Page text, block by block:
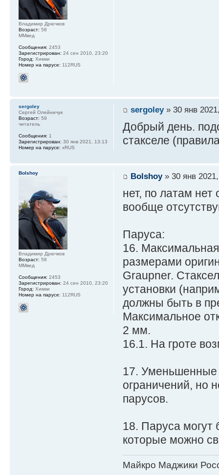
Владимир Дрючков
Возраст: 58
ММвед
Сообщения: 2453
Зарегистрирован: 24 сен 2010, 23:20
Город: Химки
Номер на парусе: 112RUS
sergoley» 30 янв
Добрый день.
стакселе
sergoley
Сергей Олейничук
Возраст: 59
читатель
Сообщения: 1
Зарегистрирован: 30 янв 2021, 13:13
Номер на парусе: xRUS
Bolshoy» 30 янв
нет, по латам
вообще
Паруса:
16.
размерами
Graupner.
установки
должны быть в
Максимальное
2 мм.
16.1. На гроте
17. Уменьшенные
ограничений, но
парусов.
18. Паруса могут
которые можно
Майкро Маджики
Bolshoy
Владимир Дрючков
Возраст: 58
ММвед
Сообщения: 2453
Зарегистрирован: 24 сен 2010, 23:20
Город: Химки
Номер на парусе: 112RUS